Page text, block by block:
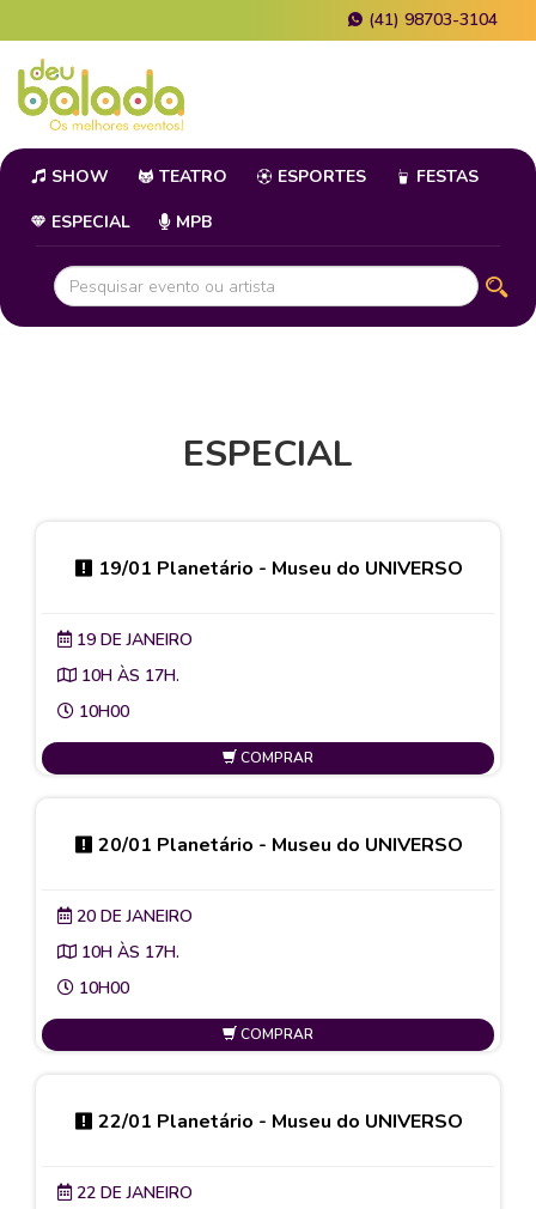
(41) 98703-3104
SHOW TEATRO ESPORTES FESTAS
ESPECIAL MPB
ESPECIAL
19/01 Planetário - Museu do UNIVERSO
19 DE JANEIRO
10H ÀS 17H.
10H00
COMPRAR
20/01 Planetário - Museu do UNIVERSO
20 DE JANEIRO
10H ÀS 17H.
10H00
COMPRAR
22/01 Planetário - Museu do UNIVERSO
22 DE JANEIRO